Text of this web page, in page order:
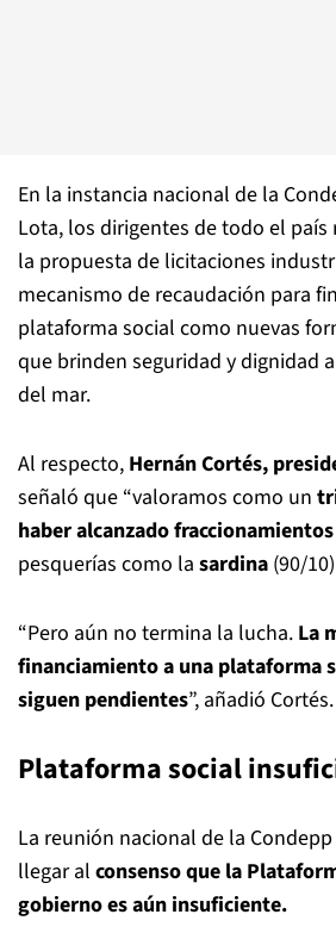
En la instancia nacional de la
Lota, los dirigentes de todo el
la propuesta de licitaciones
mecanismo de recaudación para
plataforma social como nuevas
que brinden seguridad y dignidad
del mar.
Al respecto, Hernán Cortés,
señaló que “valoramos como un
haber alcanzado
pesquerías como la sardina (90/
“Pero aún no termina la lucha. La
financiamiento a una plataforma
siguen pendientes”, añadió Cortés.
Plataforma social
La reunión nacional de la
llegar al consenso que la
gobierno es aún insuficiente.